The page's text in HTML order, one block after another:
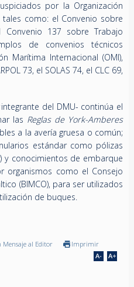
por la Organización
tales como: el Convenio sobre
137 sobre Trabajo
de convenios técnicos
Marítima Internacional (OMI),
73, el SOLAS 74, el CLC 69,
del DMU- continúa el
las Reglas de York-Amberes
a la avería gruesa o común;
estándar como pólizas
) y conocimientos de embarque
organismos como el Consejo
(BIMCO), para ser utilizados
de buques.
Mensaje al Editor Imprimir